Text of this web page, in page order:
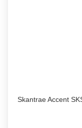
Skantrae Accent